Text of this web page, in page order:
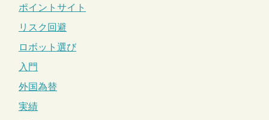
ポイントサイト
リスク回避
ロボット選び
入門
外国為替
実績